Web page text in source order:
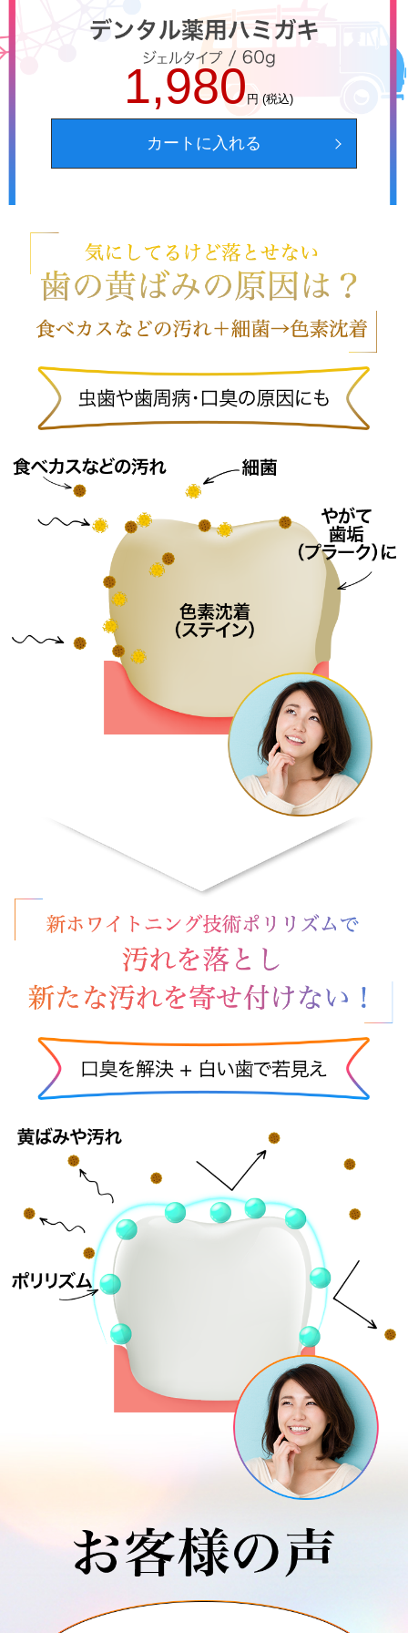
1,980 円 (税込)
カートに入れる